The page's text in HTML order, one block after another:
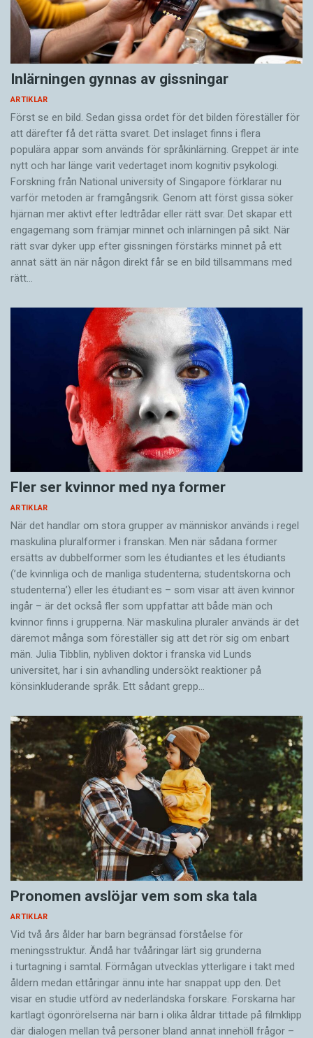
Inlärningen gynnas av gissningar
ARTIKLAR
Först se en bild. Sedan gissa ordet för det bilden föreställer för
att därefter få det rätta svaret. Det inslaget finns i flera
populära appar som används för språkinlärning. Greppet är inte
nytt och har länge varit vedertaget inom kognitiv psykologi.
Forskning från National university of Singa­pore förklarar nu
varför metoden är framgångsrik. Genom att först gissa ­söker
hjärnan mer aktivt ­efter ledtrådar eller rätt svar. Det skapar ett
engagemang som främjar minnet och inlärningen på sikt. När
rätt svar dyker upp efter gissningen förstärks minnet på ett
annat sätt än när någon direkt får se en bild tillsammans med
rätt…
Fler ser kvinnor med nya former
ARTIKLAR
När det handlar om stora grupper av människor används i regel
maskulina pluralformer i franskan. Men när sådana ­former
ersätts av dubbel­former som les étudiantes et les étudiants
(’de kvinnliga och de manliga studenterna; studentskorna och
studenterna’) eller les étudiant·es – som visar att även kvinnor
ingår – är det också fler som uppfattar att både män och
kvinnor finns i grupperna. När maskulina pluraler används är det
där­emot många som föreställer sig att det rör sig om enbart
män. Julia Tibblin, nybliven doktor i franska vid Lunds
universitet, har i sin avhandling undersökt reaktioner på
könsinkluderande språk. Ett sådant grepp…
Pronomen avslöjar vem som ska tala
ARTIKLAR
Vid två års ålder har barn begränsad förståelse för
meningsstruktur. Ändå har tvååringar lärt sig grunderna
i turtagning i samtal. Förmågan utvecklas ytterligare i takt med
åldern medan ettåringar ännu inte har snappat upp den. Det
visar en studie utförd av nederländska forskare. Forskarna har
kartlagt ögonrörelserna när barn i olika åldrar tittade på filmklipp
där dialogen mellan två personer bland annat innehöll frågor –